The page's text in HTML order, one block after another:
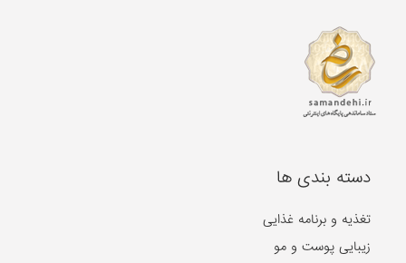
دسته بندی ها
تغذیه و برنامه غذایی
زیبایی پوست و مو